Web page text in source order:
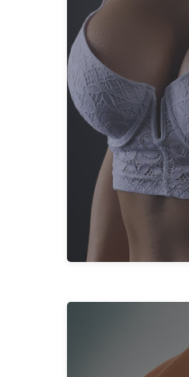
Türkiye'de
Meme
Türkiye'de
Türkiye'de
Türkiye'de Asimetrik
Dar Kaldırma
Anne